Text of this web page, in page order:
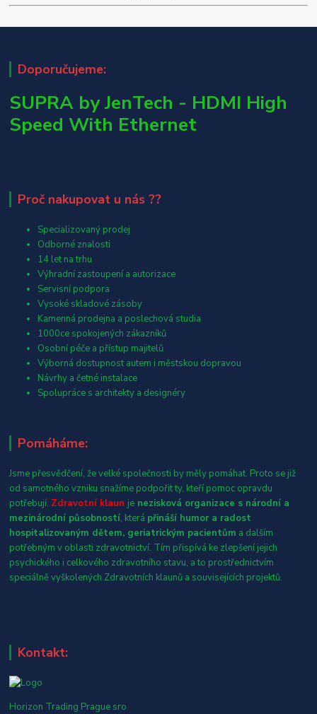
Doporučujeme:
SUPRA by JenTech - HDMI High
Speed With Ethernet
Proč nakupovat u nás ??
Specializovaný prodej
Odborné znalosti
14 let na trhu
Výhradní zastoupení a autorizace
Servisní podpora
Vysoké skladové zásoby
Kamenná prodejna a poslechová studia
1000ce spokojených zákazníků
Osobní péče a přístup majitelů
Výborná dostupnost autem i městskou dopravou
Návrhy a četné instalace
Spolupráce s architekty a designéry
Pomáháme:
Jsme přesvědčení, že velké společnosti by měly pomáhat. Proto se již
od samotného vzniku snažíme podpořit ty, kteří pomoc opravdu
potřebují. Zdravotní klaun je nezisková organizace s národní a
mezinárodní působností, která přináší humor a radost
hospitalizovaným dětem, geriatrickým pacientům a dalším
potřebným v oblasti zdravotnictví. Tím přispívá ke zlepšení jejich
psychického i celkového zdravotního stavu, a to prostřednictvím
speciálně vyškolených Zdravotních klaunů a souvisejících projektů.
Kontakt:
Horizon Trading Prague sro